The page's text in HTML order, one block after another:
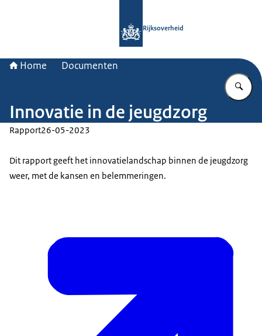
Rijksoverheid
Home Documenten
Innovatie in de jeugdzorg
Rapport26-05-2023
Dit rapport geeft het innovatielandschap binnen de jeugdzorg
weer, met de kansen en belemmeringen.